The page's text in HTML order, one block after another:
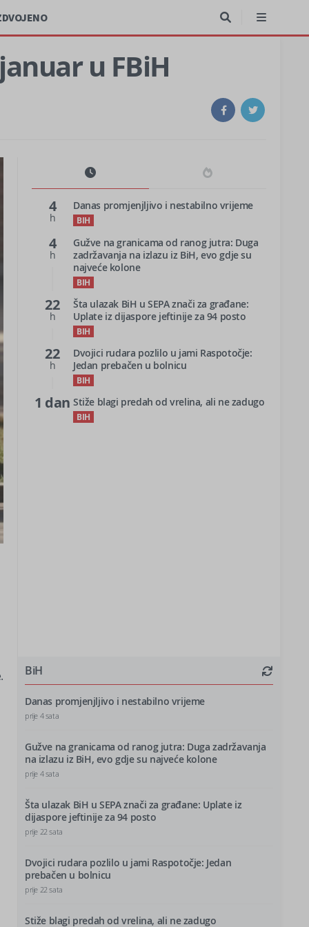
u FBiH
4
h
Danas promjenjljivo i nestabilno vrijeme
BIH
4
h
Gužve na granicama od ranog jutra: Duga
zadržavanja na izlazu iz BiH, evo gdje su
najveće kolone
BIH
22
h
Šta ulazak BiH u SEPA znači za građane:
Uplate iz dijaspore jeftinije za 94 posto
BIH
22
h
Dvojici rudara pozlilo u jami Raspotočje:
Jedan prebačen u bolnicu
BIH
1 dan Stiže blagi predah od vrelina, ali ne zadugo
BIH
BiH
Danas promjenjljivo i nestabilno vrijeme
prije 4 sata
Gužve na granicama od ranog jutra: Duga zadržavanja
na izlazu iz BiH, evo gdje su najveće kolone
prije 4 sata
Šta ulazak BiH u SEPA znači za građane: Uplate iz
dijaspore jeftinije za 94 posto
prije 22 sata
Dvojici rudara pozlilo u jami Raspotočje: Jedan
prebačen u bolnicu
prije 22 sata
Stiže blagi predah od vrelina, ali ne zadugo